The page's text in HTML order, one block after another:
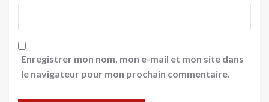
Enregistrer mon nom, mon e-mail et mon site dans
le navigateur pour mon prochain commentaire.